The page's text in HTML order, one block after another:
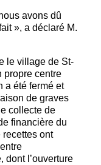
avons dû
», a déclaré M.
le village de St-
propre centre
a été fermé et
de graves
collecte de
financière du
recettes ont
l’ouverture